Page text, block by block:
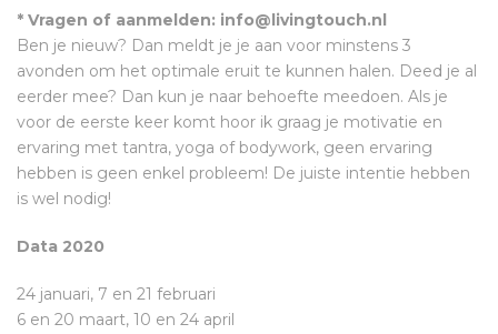
* Vragen of aanmelden: info@livingtouch.nl
Ben je nieuw? Dan meldt je je aan voor minstens 3
avonden om het optimale eruit te kunnen halen. Deed je al
eerder mee? Dan kun je naar behoefte meedoen. Als je
voor de eerste keer komt hoor ik graag je motivatie en
ervaring met tantra, yoga of bodywork, geen ervaring
hebben is geen enkel probleem! De juiste intentie hebben
is wel nodig!
Data 2020
24 januari, 7 en 21 februari
6 en 20 maart, 10 en 24 april